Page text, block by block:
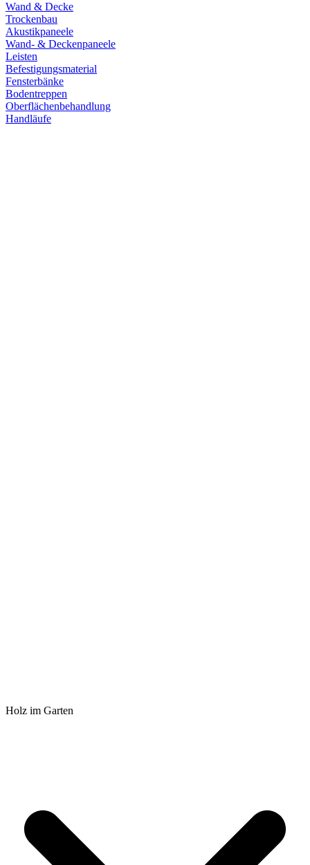
Wand & Decke
Trockenbau
Akustikpaneele
Wand- & Deckenpaneele
Leisten
Befestigungsmaterial
Fensterbänke
Bodentreppen
Oberflächenbehandlung
Handläufe
Holz im Garten